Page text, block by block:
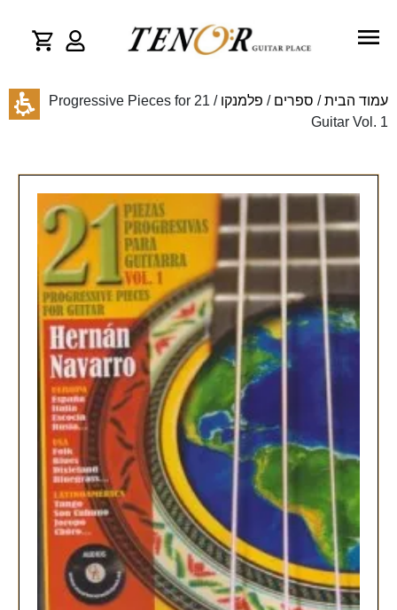
עמוד הבית/ ספרים / פלמנקו
/ 21 Progressive Pieces for
Guitar Vol. 1